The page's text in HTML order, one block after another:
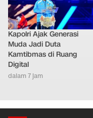
Kapolri Ajak Generasi
Muda Jadi Duta
Kamtibmas di Ruang
Digital
dalam 7 jam